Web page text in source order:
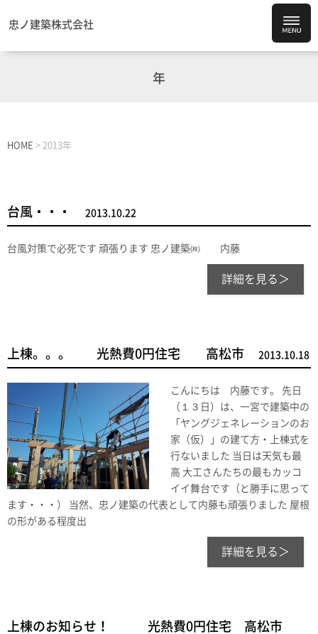
忠ノ建築株式会社
年
HOME > 2013年
台風・・・ 2013.10.22
台風対策で必死です 頑張ります 忠ノ建築㈱ 内藤
詳細を見る＞
上棟。。。 光熱費0円住宅 高松市 2013.10.18
こんにちは 内藤です。 先日
（１３日）は、一宮で建築中の
「ヤングジェネレーションのお
家（仮）」の建て方・上棟式を
行ないました 当日は天気も最
高 大工さんたちの最もカッコ
イイ舞台です（と勝手に思って
ます・・・） 当然、忠ノ建築の代表として内藤も頑張りました 屋根
の形がある程度出
詳細を見る＞
上棟のお知らせ！ 光熱費0円住宅 高松市